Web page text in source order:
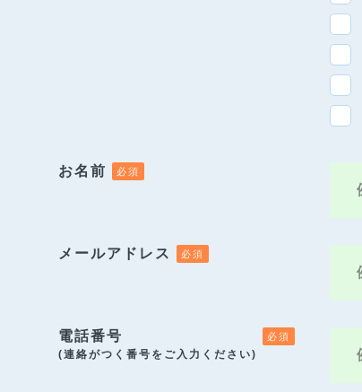
お名前
メールアドレス
電話番号
(連絡がつく番号をご入力ください)